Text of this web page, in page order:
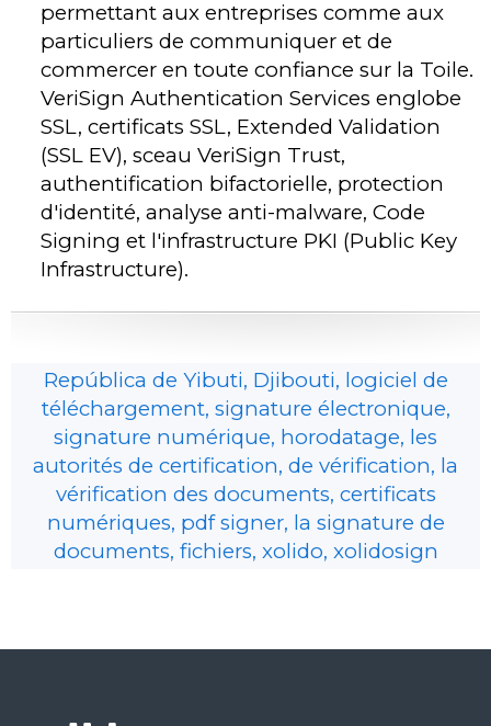
permettant aux entreprises comme aux
particuliers de communiquer et de
commercer en toute confiance sur la Toile.
VeriSign Authentication Services englobe
SSL, certificats SSL, Extended Validation
(SSL EV), sceau VeriSign Trust,
authentification bifactorielle, protection
d'identité, analyse anti-malware, Code
Signing et l'infrastructure PKI (Public Key
Infrastructure).
República de Yibuti, Djibouti, logiciel de
téléchargement, signature électronique,
signature numérique, horodatage, les
autorités de certification, de vérification, la
vérification des documents, certificats
numériques, pdf signer, la signature de
documents, fichiers, xolido, xolidosign